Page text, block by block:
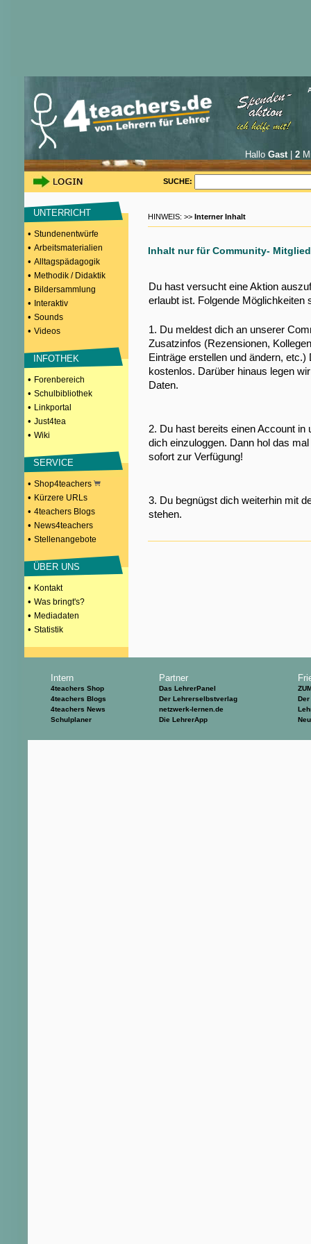
Hallo Gast| 2
SUCHE:
UNTERRICHT
• Stundenentwürfe
• Arbeitsmaterialien
• Alltagspädagogik
• Methodik / Didaktik
• Bildersammlung
• Interaktiv
• Sounds
• Videos
INFOTHEK
• Forenbereich
• Schulbibliothek
• Linkportal
• Just4tea
• Wiki
SERVICE
• Shop4teachers
• Kürzere URLs
• 4teachers Blogs
• News4teachers
• Stellenangebote
ÜBER UNS
• Kontakt
• Was bringt's?
• Mediadaten
• Statistik
HINWEIS: >> Interner Inhalt
Inhalt nur für Community-
Du hast versucht eine Aktion
erlaubt ist. Folgende Möglichkeiten
1. Du meldest dich an unserer
Zusatzinfos (Rezensionen,
Einträge erstellen und ändern,
kostenlos. Darüber hinaus legen
Daten.
2. Du hast bereits einen Account
dich einzuloggen. Dann hol das
sofort zur Verfügung!
3. Du begnügst dich weiterhin mit
stehen.
Intern
4teachers Shop
4teachers Blogs
4teachers News
Schulplaner
Partner
Das LehrerPanel
Der Lehrerselbstverlag
netzwerk-lernen.de
Die LehrerApp